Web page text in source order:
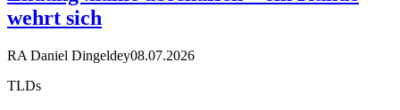
wehrt sich
RA Daniel Dingeldey08.07.2026
TLDs